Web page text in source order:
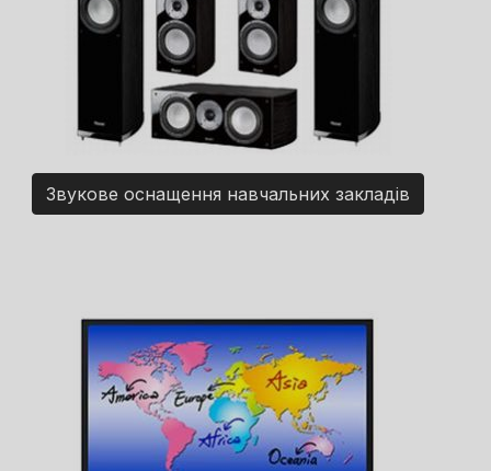
Звукове оснащення навчальних закладів